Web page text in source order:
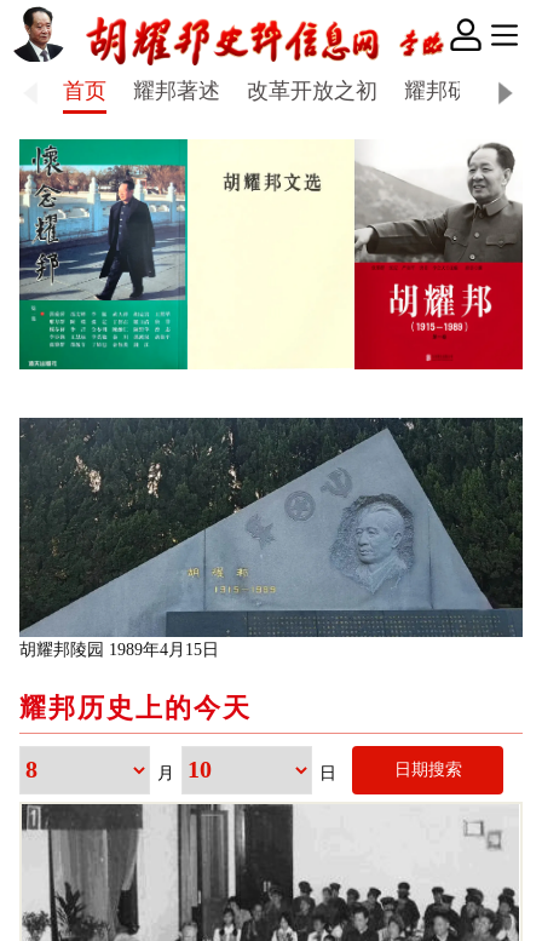
首页 耀邦著述 改革开放之初 耀邦研究
胡耀邦陵园 1989年4月15日
耀邦历史上的今天
月 日 日期搜索